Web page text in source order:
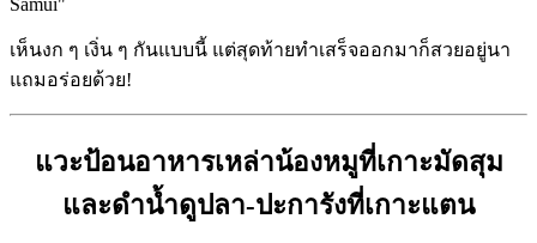
เห็นงก ๆ เงิ่น ๆ กันแบบนี้ แต่สุดท้ายทำเสร็จออกมาก็สวยอยู่นา
แถมอร่อยด้วย!
แวะป้อนอาหารเหล่าน้องหมูที่เกาะมัดสุม
และดำน้ำดูปลา-ปะการังที่เกาะแตน